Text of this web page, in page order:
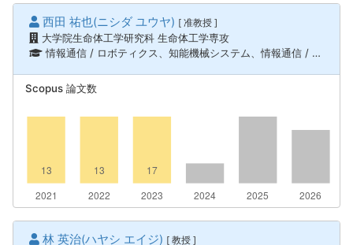
西田 祐也(ニシダ ユウヤ) [ 准教授 ]
大学院生命体工学研究科 生命体工学専攻
情報通信 / ロボティクス、知能機械システム、情報通信 / 機械力学、メカトロニクス、海中ロボティクス
Scopus 論文数
林 英治(ハヤシ エイジ) [ 教授 ]